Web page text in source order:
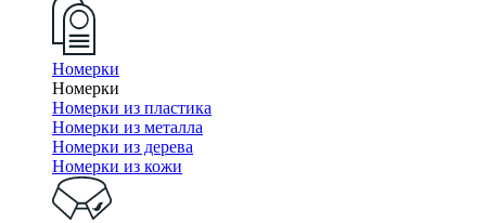
Номерки
Номерки
Номерки из пластика
Номерки из металла
Номерки из дерева
Номерки из кожи